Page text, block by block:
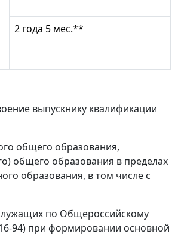
2 года 5 мес.**
выпускнику квалификации
общего образования,
общего образования в пределах
образования, в том числе с
по Общероссийскому
94) при формировании основной